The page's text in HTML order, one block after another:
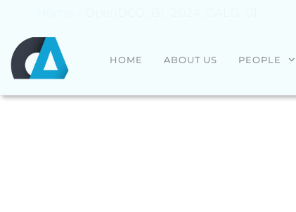
CENTRO
Universidade
HOME ABOUT US PEOPLE